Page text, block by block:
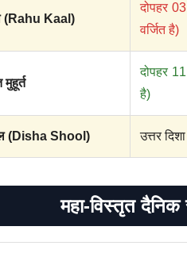
(Rahu Kaal)
दोपहर
वर्जित है)
दोपहर
है)
(Disha Shool) उत्तर
महा-विस्तृत